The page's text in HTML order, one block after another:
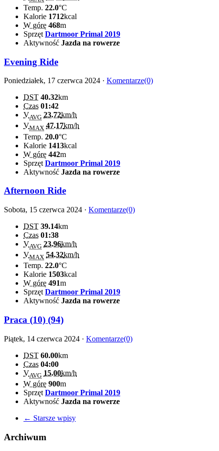
Temp. 22.0°C
Kalorie 1712kcal
W górę 468m
Sprzęt Dartmoor Primal 2019
Aktywność Jazda na rowerze
Evening Ride
Poniedziałek, 17 czerwca 2024 · Komentarze(0)
DST 40.32km
Czas 01:42
VAVG 23.72km/h
VMAX 47.17km/h
Temp. 20.0°C
Kalorie 1413kcal
W górę 442m
Sprzęt Dartmoor Primal 2019
Aktywność Jazda na rowerze
Afternoon Ride
Sobota, 15 czerwca 2024 · Komentarze(0)
DST 39.14km
Czas 01:38
VAVG 23.96km/h
VMAX 54.32km/h
Temp. 22.0°C
Kalorie 1503kcal
W górę 491m
SprzętDartmoor Primal 2019
Aktywność Jazda na rowerze
Praca (10) (94)
Piątek, 14 czerwca 2024 · Komentarze(0)
DST 60.00km
Czas 04:00
VAVG 15.00km/h
W górę 900m
Sprzęt Dartmoor Primal 2019
Aktywność Jazda na rowerze
← Starsze wpisy
Archiwum